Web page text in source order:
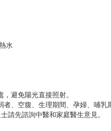
水
避免陽光直接照射。
者、空腹、生理期間、孕婦、哺
請先諮詢中醫和家庭醫生意見。